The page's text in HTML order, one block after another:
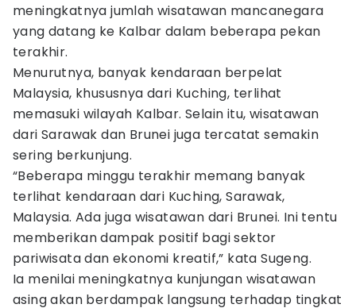
meningkatnya jumlah wisatawan mancanegara
yang datang ke Kalbar dalam beberapa pekan
terakhir.
Menurutnya, banyak kendaraan berpelat
Malaysia, khususnya dari Kuching, terlihat
memasuki wilayah Kalbar. Selain itu, wisatawan
dari Sarawak dan Brunei juga tercatat semakin
sering berkunjung.
“Beberapa minggu terakhir memang banyak
terlihat kendaraan dari Kuching, Sarawak,
Malaysia. Ada juga wisatawan dari Brunei. Ini tentu
memberikan dampak positif bagi sektor
pariwisata dan ekonomi kreatif,” kata Sugeng.
Ia menilai meningkatnya kunjungan wisatawan
asing akan berdampak langsung terhadap tingkat